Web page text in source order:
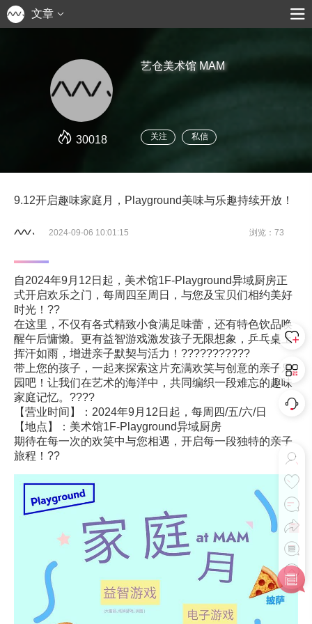
文章
30018
艺仓美术馆 MAM
关注 私信
9.12开启趣味家庭月，Playground美味与乐趣持续开放！
2024-09-06 10:01:15 浏览：73
自2024年9月12日起，美术馆1F-Playground异域厨房正
式开启欢乐之门，每周四至周日，与您及宝贝们相约美好
时光！??
在这里，不仅有各式精致小食满足味蕾，还有特色饮品唤
醒午后慵懒。更有益智游戏激发孩子无限想象，乒乓桌上
挥汗如雨，增进亲子默契与活力！???????????
带上您的孩子，一起来探索这片充满欢笑与创意的亲子乐
园吧！让我们在艺术的海洋中，共同编织一段难忘的趣味
家庭记忆。????
【营业时间】：2024年9月12日起，每周四/五/六/日
【地点】：美术馆1F-Playground异域厨房
期待在每一次的欢笑中与您相遇，开启每一段独特的亲子
旅程！??